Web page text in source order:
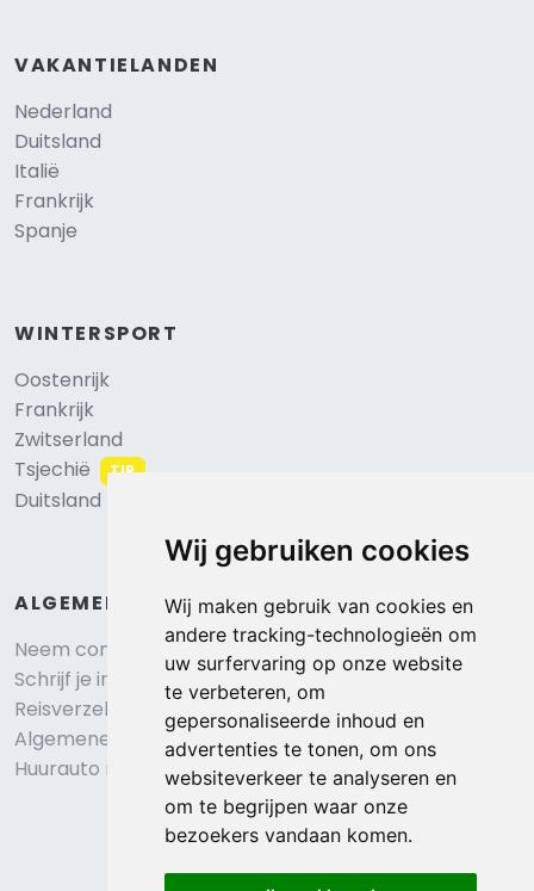
Wij gebruiken cookies
Wij maken gebruik van cookies en
andere tracking-technologieën om
uw surfervaring op onze website
te verbeteren, om
gepersonaliseerde inhoud en
advertenties te tonen, om ons
websiteverkeer te analyseren en
om te begrijpen waar onze
bezoekers vandaan komen.
VAKANTIELANDEN
Nederland
Duitsland
Italië
Frankrijk
Spanje
WINTERSPORT
Oostenrijk
Frankrijk
Zwitserland
Tsjechië
TIP
Duitsland
ALGEMEEN
Neem contact op
Schrijf je in voor onze nieuwsbrief
Reisverzekering afsluiten
Algemene voorwaarden
Huurauto reserveren